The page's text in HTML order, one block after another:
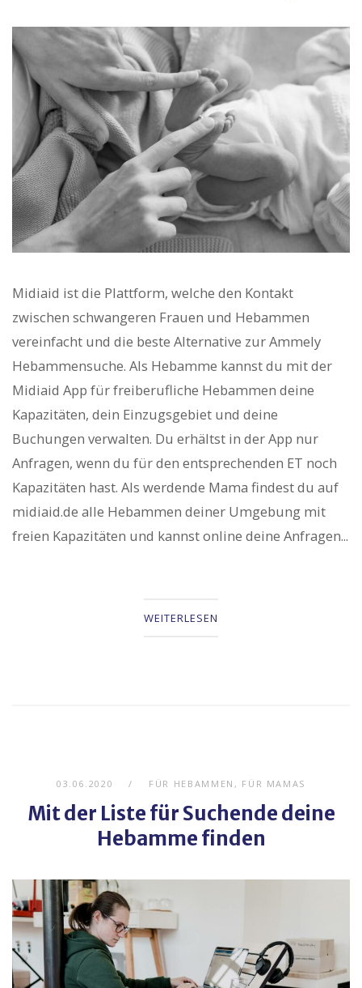
Midiaid ist die Plattform, welche den Kontakt
zwischen schwangeren Frauen und Hebammen
vereinfacht und die beste Alternative zur Ammely
Hebammensuche. Als Hebamme kannst du mit der
Midiaid App für freiberufliche Hebammen deine
Kapazitäten, dein Einzugsgebiet und deine
Buchungen verwalten. Du erhältst in der App nur
Anfragen, wenn du für den entsprechenden ET noch
Kapazitäten hast. Als werdende Mama findest du auf
midiaid.de alle Hebammen deiner Umgebung mit
freien Kapazitäten und kannst online deine Anfragen...
WEITERLESEN
03.06.2020 FÜR HEBAMMEN , FÜR MAMAS
Mit der Liste für Suchende deine
Hebamme finden